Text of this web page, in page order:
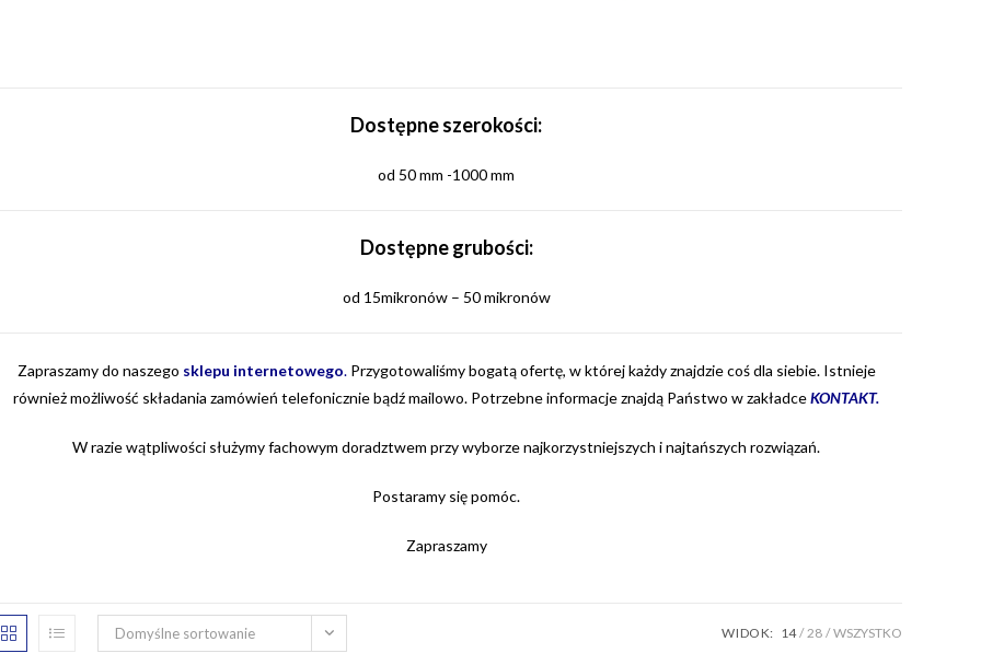
Dostępne szerokości:
od 50 mm -1000 mm
Dostępne grubości:
od 15mikronów – 50 mikronów
Zapraszamy do naszego sklepu internetowego.Przygotowaliśmy bogatą ofertę, w której każdy znajdzie coś dla siebie. Istnieje
również możliwość składania zamówień telefonicznie bądź mailowo. Potrzebne informacje znajdą Państwo w zakładceKONTAKT.
W razie wątpliwości służymy fachowym doradztwem przy wyborze najkorzystniejszych i najtańszych rozwiązań.
Postaramy się pomóc.
Zapraszamy
Domyślne sortowanie WIDOK: 14 28 WSZYSTKO